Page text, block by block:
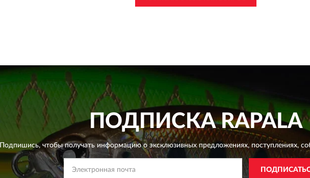
ПОДПИСКАRAPALA
Подпишись, чтобы получать информацию о эксклюзивных предложениях,поступлениях,